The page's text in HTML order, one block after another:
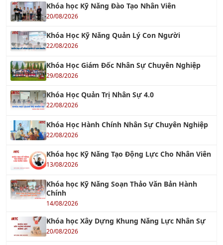
Khóa học Kỹ Năng Đào Tạo Nhân Viên
20/08/2026
Khóa Học Kỹ Năng Quản Lý Con Người
22/08/2026
Khóa Học Giám Đốc Nhân Sự Chuyên Nghiệp
29/08/2026
Khóa Học Quản Trị Nhân Sự 4.0
22/08/2026
Khóa Học Hành Chính Nhân Sự Chuyên Nghiệp
22/08/2026
Khóa học Kỹ Năng Tạo Động Lực Cho Nhân Viên
13/08/2026
Khóa học Kỹ Năng Soạn Thảo Văn Bản Hành
Chính
14/08/2026
Khóa học Xây Dựng Khung Năng Lực Nhân Sự
20/08/2026